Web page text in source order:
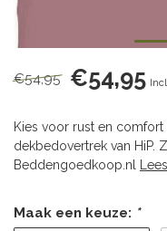
€54,95 €54,95
Kies voor rust en
dekbedovertrek van HiP.
Beddengoedkoop.nl
Maak een keuze: *